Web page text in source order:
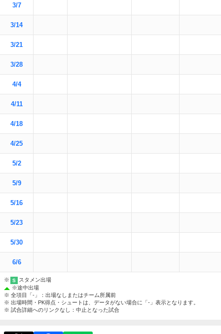
3/7
3/14
3/21
3/28
4/4
4/11
4/18
4/25
5/2
5/9
5/16
5/23
5/30
6/6
※ S
スタメン出場
※途中出場
※ 全項目「-」：出場なしまたはチーム所属前
※ 出場時間・PK得点・シュートは、データがない場合に「-」表示となります。
※ 試合詳細へのリンクなし：中止となった試合